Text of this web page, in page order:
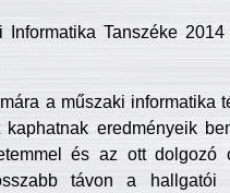
Tanszéke
a műszaki informatika
eredményeik
és az ott
távon a